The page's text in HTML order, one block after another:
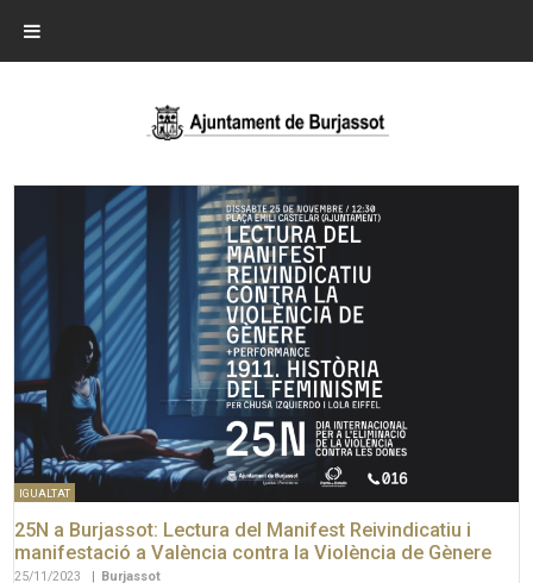
IGUALTAT
25N a Burjassot: Lectura del Manifest Reivindicatiu i
manifestació a València contra la Violència de Gènere
25/11/2023 Burjassot